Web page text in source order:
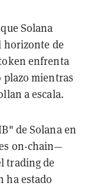
Solana
de
enfrenta
plazo mientras
a escala.
de Solana en
on-chain—
trading de
ha estado